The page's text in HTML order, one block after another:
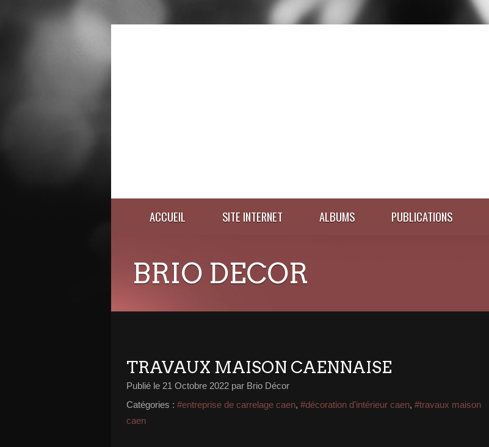
ACCUEIL SITE INTERNET ALBUMS PUBLICATIONS
BRIO DECOR
TRAVAUX MAISON CAENNAISE
Publié le 21 Octobre 2022 par Brio Décor
Catégories : #entreprise de carrelage caen, #décoration d'intérieur caen, #travaux maison
caen